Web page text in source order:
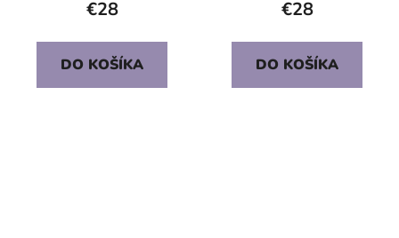
€28
DO KOŠÍKA
€28
DO KOŠÍKA